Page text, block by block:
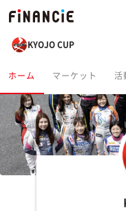
KYOJO CUP
ホーム マーケット 活